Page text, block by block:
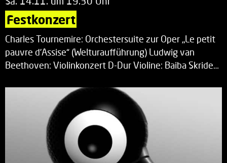
Festkonzert
Charles Tournemire: Orchestersuite zur Oper „Le petit
pauvre d’Assise“ (Welturaufführung) Ludwig van
Beethoven: Violinkonzert D-Dur Violine: Baiba Skride…